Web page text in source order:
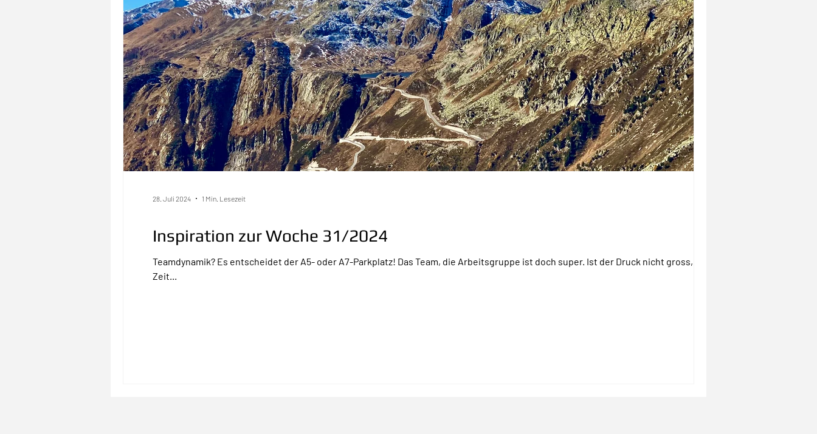
Inspiration zur Woche 31/2024
Teamdynamik? Es entscheidet der A5- oder A7-Parkplatz! Das Team, die Arbeitsgruppe ist doch super. Ist der Druck nicht gross, geht
Zeit...
28. Juli 2024 1 Min. Lesezeit